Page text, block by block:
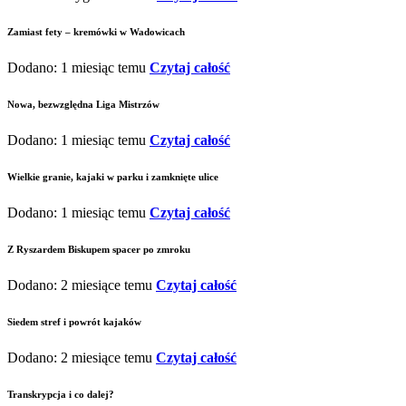
Zamiast fety – kremówki w Wadowicach
Dodano: 1 miesiąc temu Czytaj całość
Nowa, bezwzględna Liga Mistrzów
Dodano: 1 miesiąc temu Czytaj całość
Wielkie granie, kajaki w parku i zamknięte ulice
Dodano: 1 miesiąc temu Czytaj całość
Z Ryszardem Biskupem spacer po zmroku
Dodano: 2 miesiące temu Czytaj całość
Siedem stref i powrót kajaków
Dodano: 2 miesiące temu Czytaj całość
Transkrypcja i co dalej?